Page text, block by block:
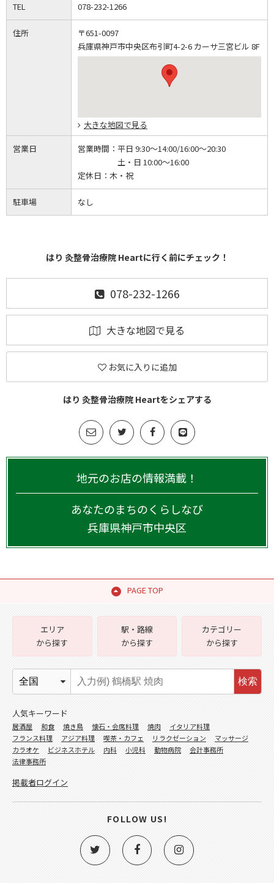
TEL 078-232-1266
住所
〒651-0097
兵庫県神戸市中央区布引町4-2-6 カーサ三宮ビル 8F
大きな地図で見る
営業日 営業時間： 平日 9:30～14:00/16:00～20:30
土・日 10:00～16:00
定休日： 木・祝
駐車場 なし
はり 灸整骨治療院 Heartに行く前にチェック！
078-232-1266
大きな地図で見る
お気に入りに追加
はり 灸整骨治療院 Heartをシェアする
地元のお店の情報満載！
あなたのまちのくらしなび
兵庫県神戸市中央区
PAGE TOP
エリア
から探す
駅・路線
から探す
カテゴリー
から探す
検索
人気キーワード
居酒屋 和食 焼き鳥 懐石・会席料理 焼肉
イタリア料理
フランス料理
アジア料理 喫茶・カフェ リラクゼーション
マッサージ
カラオケ
ビジネスホテル 内科 小児科 動物病院
会計事務所
法律事務所
掲載者ログイン
FOLLOW US!